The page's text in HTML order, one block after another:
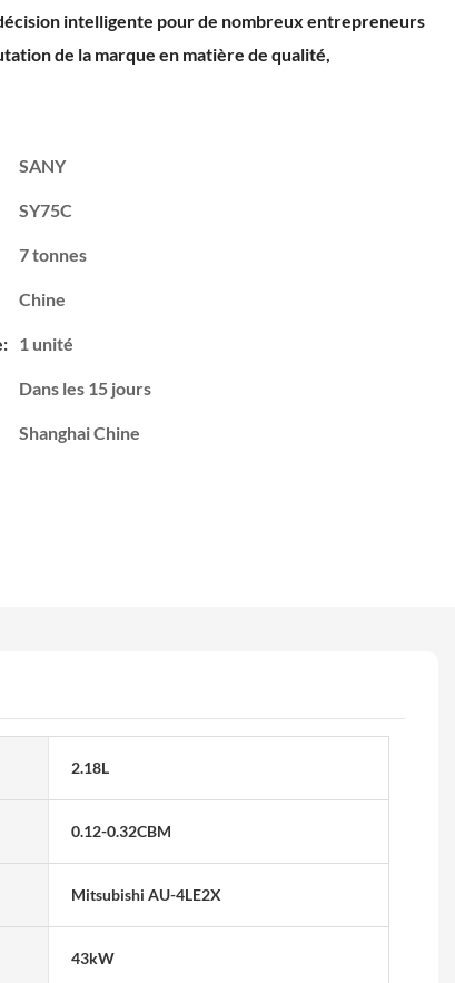
intelligente pour de nombreux entrepreneurs
de la marque en matière de qualité,
SANY
SY75C
7 tonnes
Chine
1 unité
Dans les 15 jours
Shanghai Chine
2.18L
0.12-0.32CBM
Mitsubishi AU-4LE2X
43kW